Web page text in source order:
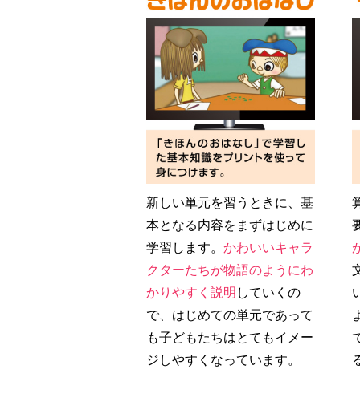
新しい単元を習うときに、基
本となる内容をまずはじめに
学習します。 かわいいキャラ
クターたちが物語のようにわ
かりやすく説明 していくの
で、はじめての単元であって
も子どもたちはとてもイメー
ジしやすくなっています。